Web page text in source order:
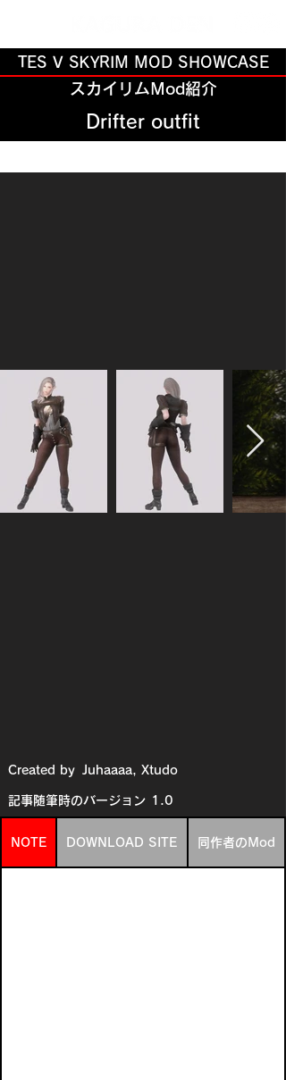
TES V SKYRIM MOD SHOWCASE
スカイリムMod紹介
Drifter outfit
Created by Juhaaaa, Xtudo
記事随筆時のバージョン 1.0
NOTE DOWNLOAD SITE 同作者のMod